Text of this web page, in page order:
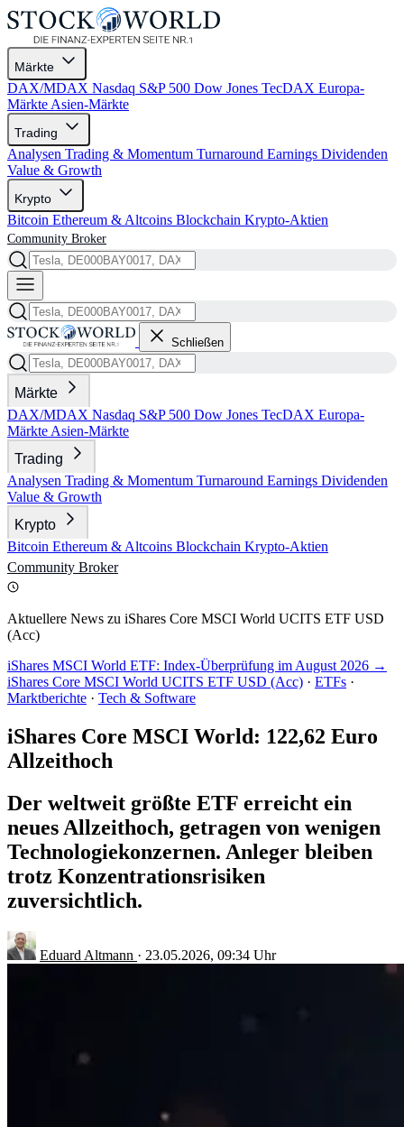
Märkte
DAX/MDAX Nasdaq S&P 500 Dow Jones TecDAX Europa-
Märkte Asien-Märkte
Trading
Analysen Trading & Momentum Turnaround Earnings Dividenden
Value & Growth
Krypto
Bitcoin Ethereum & Altcoins Blockchain Krypto-Aktien
Community Broker
Schließen
Märkte
DAX/MDAX Nasdaq S&P 500 Dow Jones TecDAX Europa-
Märkte Asien-Märkte
Trading
Analysen Trading & Momentum Turnaround Earnings Dividenden
Value & Growth
Krypto
Bitcoin Ethereum & Altcoins Blockchain Krypto-Aktien
Community Broker
Aktuellere News zu iShares Core MSCI World UCITS ETF USD
(Acc)
iShares MSCI World ETF: Index-Überprüfung im August 2026 →
iShares Core MSCI World UCITS ETF USD (Acc) · ETFs ·
Marktberichte · Tech & Software
iShares Core MSCI World: 122,62 Euro
Allzeithoch
Der weltweit größte ETF erreicht ein
neues Allzeithoch, getragen von wenigen
Technologiekonzernen. Anleger bleiben
trotz Konzentrationsrisiken
zuversichtlich.
Eduard Altmann · 23.05.2026, 09:34 Uhr